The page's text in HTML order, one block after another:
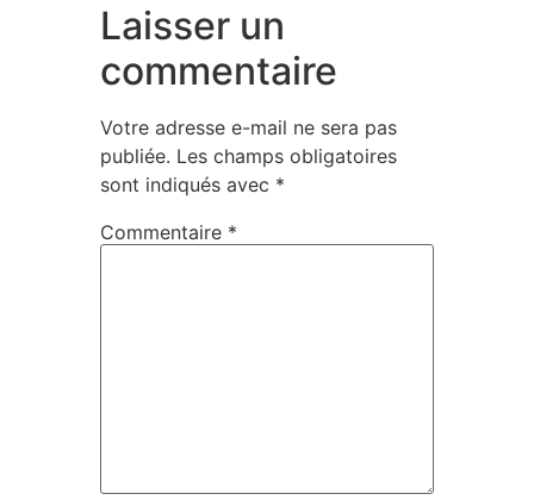
Laisser un
commentaire
Votre adresse e-mail ne sera pas
publiée. Les champs obligatoires
sont indiqués avec *
Commentaire *